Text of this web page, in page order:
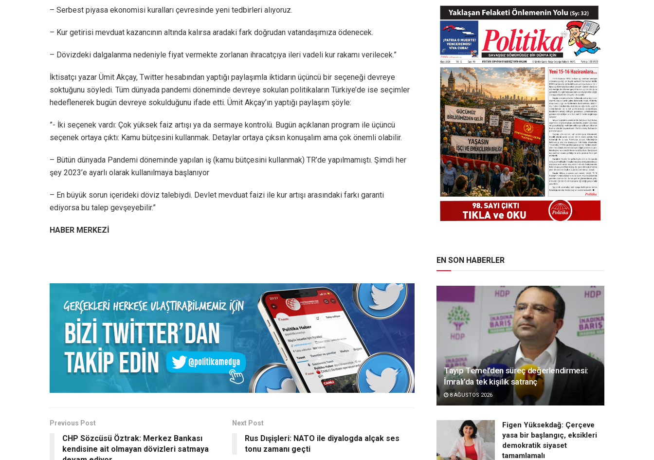
– Serbest piyasa ekonomisi kuralları çevresinde yeni tedbirleri alıyoruz.
– Kur getirisi mevduat kazancının altında kalırsa aradaki fark doğrudan vatandaşımıza ödenecek.
– Dövizdeki dalgalanma nedeniyle fiyat vermekte zorlanan ihracatçıya ileri vadeli kur rakamı verilecek.”
İktisatçı yazar Ümit Akçay, Twitter hesabından yaptığı paylaşımla iktidarın üçüncü bir seçeneği devreye
soktuğunu söyledi. Tüm dünyada pandemi döneminde devreye sokulan politikaların Türkiye’de ise seçimler
hedeflenerek bugün devreye sokulduğunu ifade etti. Ümit Akçay’ın yaptığı paylaşım şöyle:
”- İki seçenek vardı: Çok yüksek faiz artışı ya da sermaye kontrolü. Bugün açıklanan program ile üçüncü
seçenek ortaya çıktı: Kamu bütçesini kullanmak. Detaylar ortaya çıksın konuşalım ama çok önemli olabilir.
– Bütün dünyada Pandemi döneminde yapılan iş (kamu bütçesini kullanmak) TR’de yapılmamıştı. Şimdi her
şey 2023’e ayarlı olarak kullanılmaya başlanıyor
– En büyük sorun içerideki döviz talebiydi. Devlet mevduat faizi ile kur artışı arasındaki farkı garanti
ediyorsa bu talep gevşeyebilir.”
HABER MERKEZİ
Previous Post
CHP Sözcüsü Öztrak: Merkez Bankası
kendisine ait olmayan dövizleri satmaya
Next Post
Rus Dışişleri: NATO ile diyalogda alçak ses
tonu zamanı geçti
EN SON HABERLER
Tayip Temel’den süreç değerlendirmesi:
İmralı’da tek kişilik satranç
8 AĞUSTOS 2026
Figen Yüksekdağ: Çerçeve
yasa bir başlangıç, eksikleri
demokratik siyaset
tamamlamalı